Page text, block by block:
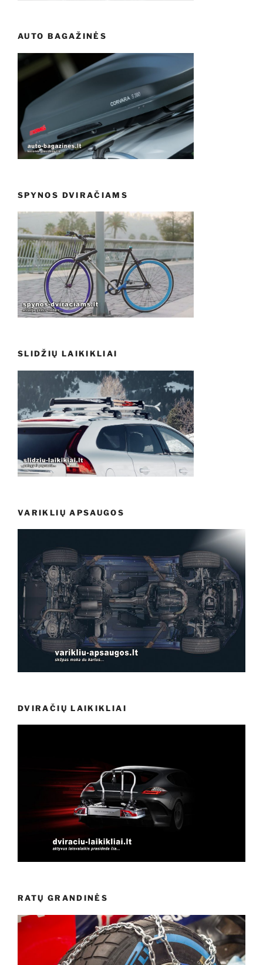
AUTO BAGAŽINĖS
SPYNOS DVIRAČIAMS
SLIDŽIŲ LAIKIKLIAI
VARIKLIŲ APSAUGOS
DVIRAČIŲ LAIKIKLIAI
RATŲ GRANDINĖS